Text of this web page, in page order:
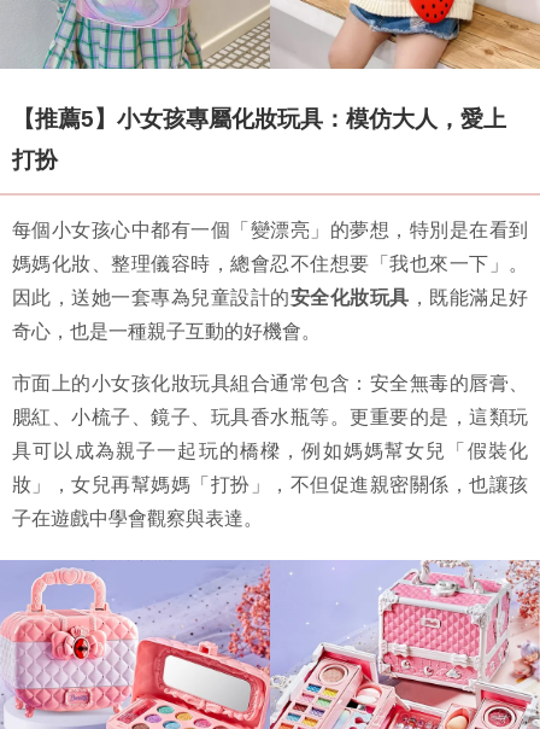
【推薦5】小女孩專屬化妝玩具：模仿大人，愛上
打扮
每個小女孩心中都有一個「變漂亮」的夢想，特別是在看到
媽媽化妝、整理儀容時，總會忍不住想要「我也來一下」。
因此，送她一套專為兒童設計的安全化妝玩具 ，既能滿足好
奇心，也是一種親子互動的好機會。
市面上的小女孩化妝玩具組合通常包含：安全無毒的唇膏、
腮紅、小梳子、鏡子、玩具香水瓶等。更重要的是，這類玩
具可以成為親子一起玩的橋樑，例如媽媽幫女兒「假裝化
妝」，女兒再幫媽媽「打扮」，不但促進親密關係，也讓孩
子在遊戲中學會觀察與表達。